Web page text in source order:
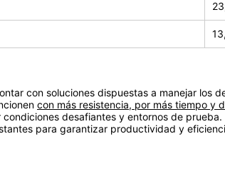
con soluciones dispuestas a manejar los
con más resistencia, por más tiempo y
desafiantes y entornos de
para garantizar productividad y